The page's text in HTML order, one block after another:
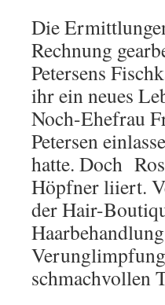
Die
Rechnung
Petersens
ihr ein neues
Noch-Ehefrau
Petersen
hatte. Doch
Höpfner liiert.
der Hair-
schmachvollen